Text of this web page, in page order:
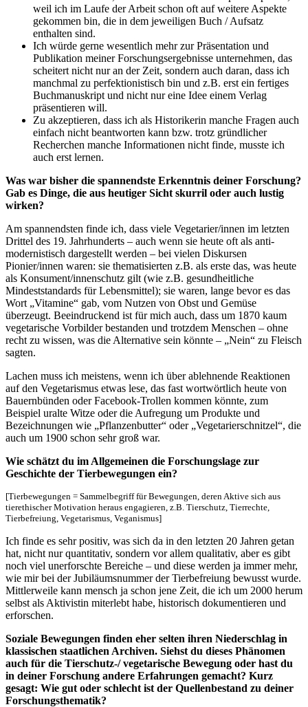
weil ich im Laufe der Arbeit schon oft auf weitere Aspekte
gekommen bin, die in dem jeweiligen Buch / Aufsatz
enthalten sind.
Ich würde gerne wesentlich mehr zur Präsentation und
Publikation meiner Forschungsergebnisse unternehmen, das
scheitert nicht nur an der Zeit, sondern auch daran, dass ich
manchmal zu perfektionistisch bin und z.B. erst ein fertiges
Buchmanuskript und nicht nur eine Idee einem Verlag
präsentieren will.
Zu akzeptieren, dass ich als Historikerin manche Fragen auch
einfach nicht beantworten kann bzw. trotz gründlicher
Recherchen manche Informationen nicht finde, musste ich
auch erst lernen.
Was war bisher die spannendste Erkenntnis deiner Forschung?
Gab es Dinge, die aus heutiger Sicht skurril oder auch lustig
wirken?
Am spannendsten finde ich, dass viele Vegetarier/innen im letzten
Drittel des 19. Jahrhunderts – auch wenn sie heute oft als anti-
modernistisch dargestellt werden – bei vielen Diskursen
Pionier/innen waren: sie thematisierten z.B. als erste das, was heute
als Konsument/innenschutz gilt (wie z.B. gesundheitliche
Mindeststandards für Lebensmittel); sie waren, lange bevor es das
Wort „Vitamine“ gab, vom Nutzen von Obst und Gemüse
überzeugt. Beeindruckend ist für mich auch, dass um 1870 kaum
vegetarische Vorbilder bestanden und trotzdem Menschen – ohne
recht zu wissen, was die Alternative sein könnte – „Nein“ zu Fleisch
sagten.
Lachen muss ich meistens, wenn ich über ablehnende Reaktionen
auf den Vegetarismus etwas lese, das fast wortwörtlich heute von
Bauernbünden oder Facebook-Trollen kommen könnte, zum
Beispiel uralte Witze oder die Aufregung um Produkte und
Bezeichnungen wie „Pflanzenbutter“ oder „Vegetarierschnitzel“, die
auch um 1900 schon sehr groß war.
Wie schätzt du im Allgemeinen die Forschungslage zur
Geschichte der Tierbewegungen ein?
[Tierbewegungen = Sammelbegriff für Bewegungen, deren Aktive sich aus
tierethischer Motivation heraus engagieren, z.B. Tierschutz, Tierrechte,
Tierbefreiung, Vegetarismus, Veganismus]
Ich finde es sehr positiv, was sich da in den letzten 20 Jahren getan
hat, nicht nur quantitativ, sondern vor allem qualitativ, aber es gibt
noch viel unerforschte Bereiche – und diese werden ja immer mehr,
wie mir bei der Jubiläumsnummer der Tierbefreiung bewusst wurde.
Mittlerweile kann mensch ja schon jene Zeit, die ich um 2000 herum
selbst als Aktivistin miterlebt habe, historisch dokumentieren und
erforschen.
Soziale Bewegungen finden eher selten ihren Niederschlag in
klassischen staatlichen Archiven. Siehst du dieses Phänomen
auch für die Tierschutz-/ vegetarische Bewegung oder hast du
in deiner Forschung andere Erfahrungen gemacht? Kurz
gesagt: Wie gut oder schlecht ist der Quellenbestand zu deiner
Forschungsthematik?